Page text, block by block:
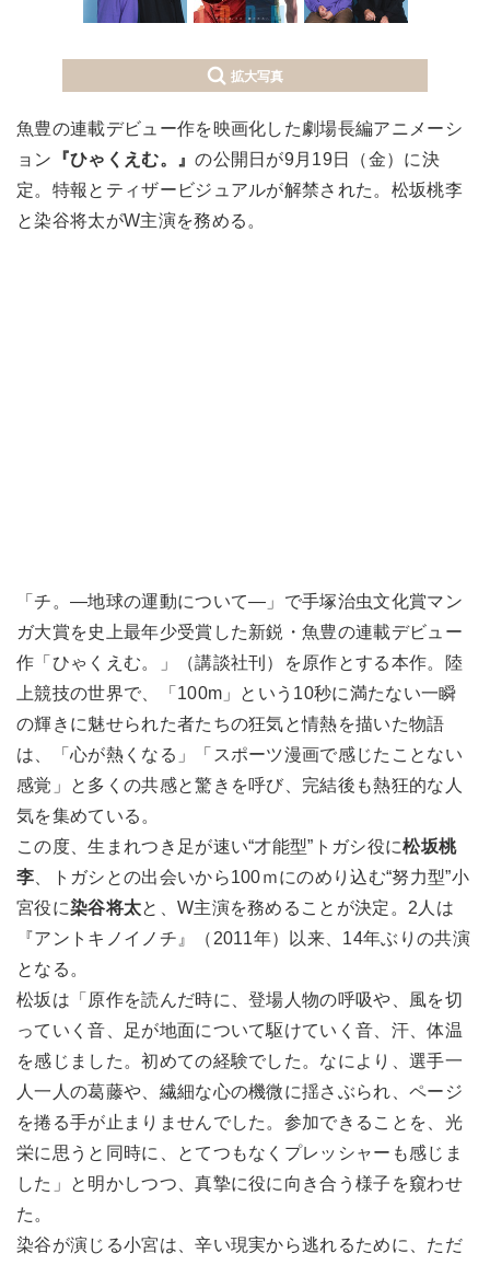
拡大写真
魚豊の連載デビュー作を映画化した劇場長編アニメーシ
ョン 『ひゃくえむ。』の公開日が9月19日（金）に決
定。特報とティザービジュアルが解禁された。松坂桃李
と染谷将太がW主演を務める。
「チ。―地球の運動について―」で手塚治虫文化賞マン
ガ大賞を史上最年少受賞した新鋭・魚豊の連載デビュー
作「ひゃくえむ。」（講談社刊）を原作とする本作。陸
上競技の世界で、「100m」という10秒に満たない一瞬
の輝きに魅せられた者たちの狂気と情熱を描いた物語
は、「心が熱くなる」「スポーツ漫画で感じたことない
感覚」と多くの共感と驚きを呼び、完結後も熱狂的な人
気を集めている。
この度、生まれつき足が速い“才能型”トガシ役に松坂桃
李 、トガシとの出会いから100ｍにのめり込む“努力型”小
宮役に染谷将太と、W主演を務めることが決定。2人は
『アントキノイノチ』（2011年）以来、14年ぶりの共演
となる。
松坂は「原作を読んだ時に、登場人物の呼吸や、風を切
っていく音、足が地面について駆けていく音、汗、体温
を感じました。初めての経験でした。なにより、選手一
人一人の葛藤や、繊細な心の機微に揺さぶられ、ページ
を捲る手が止まりませんでした。参加できることを、光
栄に思うと同時に、とてつもなくプレッシャーも感じま
した」と明かしつつ、真摯に役に向き合う様子を窺わせ
た。
染谷が演じる小宮は、辛い現実から逃れるために、ただ